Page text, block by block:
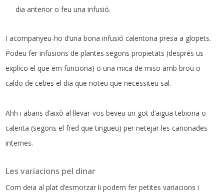
dia anterior o feu una infusió.
I acompanyeu-ho d’una bona infusió calentona presa a glopets.
Podeu fer infusions de plantes segons propietats (després us
explico el que em funciona) o una mica de miso amb brou o
caldo de cebes el dia que noteu que necessiteu sal.
Ahh i abans d’això al llevar-vos beveu un got d’aigua tebiona o
calenta (segons el fred que tingueu) per netejar les canonades
internes.
Les variacions pel dinar
Com deia al plat d’esmorzar li podem fer petites variacions i